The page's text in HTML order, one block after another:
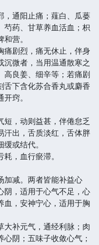
，通阳止痛；薤白、瓜蒌
芍药、甘草养血活血；枳
营。
痛剧烈，痛无休止，伴身
沉微者，当用温通散寒之
高良姜、细辛等；若痛剧
舌下含化苏合香丸或麝香
窍。
短，动则益甚，伴倦怠乏
汗出，舌质淡红，舌体胖
或结代。
，血行瘀滞。
加减。两者皆能补益心
阴，适用于心气不足，心
血，安神宁心，适用于胸
大补元气，通经利脉；肉
阴；五味子收敛心气；